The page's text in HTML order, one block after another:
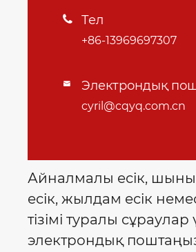
 Тел
+86-13969697307
 Электрондық
cyril@cqyq.com.cn
Айналмалы есік,
есік, жылдам есік
тізімі туралы сұраулар
электрондық